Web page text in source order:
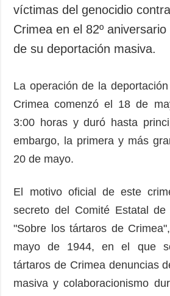
víctimas del genocidio
Crimea en el 82º
de su deportación masiva.
La operación de la
Crimea comenzó el 18 de
3:00 horas y duró hasta
embargo, la primera y más
20 de mayo.
El motivo oficial de este
secreto del Comité Estatal de
"Sobre los tártaros de
mayo de 1944, en el que
tártaros de Crimea denuncias
masiva y colaboracionismo